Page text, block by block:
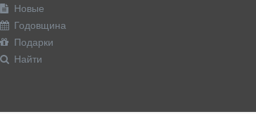
Новые
Годовщина
Подарки
Найти